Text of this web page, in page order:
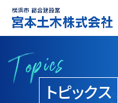
Topicsトピックス